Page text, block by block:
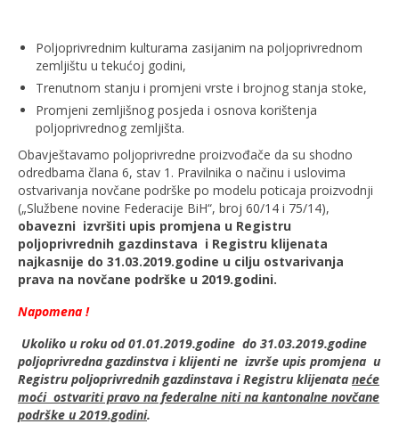
Poljoprivrednim kulturama zasijanim na poljoprivrednom
zemljištu u tekućoj godini,
Trenutnom stanju i promjeni vrste i brojnog stanja stoke,
Promjeni zemljišnog posjeda i osnova korištenja
poljoprivrednog zemljišta.
Obavještavamo poljoprivredne proizvođače da su shodno
odredbama člana 6, stav 1. Pravilnika o načinu i uslovima
ostvarivanja novčane podrške po modelu poticaja proizvodnji
(„Službene novine Federacije BiH“, broj 60/14 i 75/14),
obavezni izvršiti upis promjena u Registru
poljoprivrednih gazdinstava i Registru klijenata
najkasnije do 31.03.2019.godine u cilju ostvarivanja
prava na novčane podrške u 2019.godini.
Napomena !
Ukoliko u roku od01.01.2019.godine do 31.03.2019.godine
poljoprivredna gazdinstva i klijenti ne izvrše upis promjena u
Registru poljoprivrednih gazdinstava i Registru klijenata neće
moći ostvariti pravo na federalne niti na kantonalne novčane
podrške u 2019.godini.